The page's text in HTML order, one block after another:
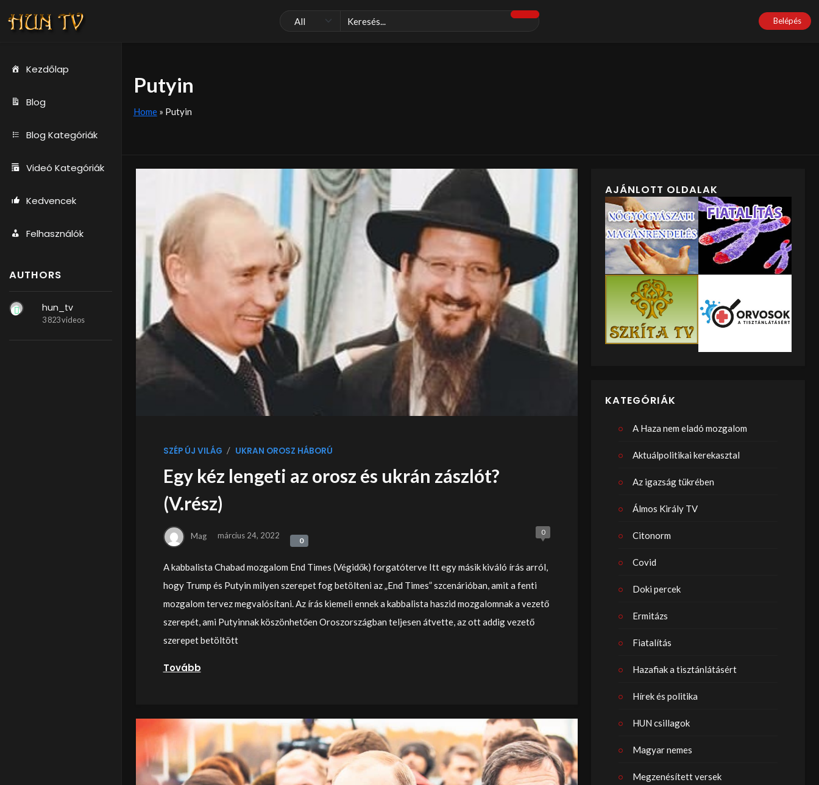
Belépés
Kezdőlap
Blog
Blog Kategóriák
Videó Kategóriák
Kedvencek
Felhasználók
AUTHORS
hun_tv
3 823 videos
Putyin
Home» Putyin
SZÉP ÚJ VILÁG / UKRAN OROSZ HÁBORÚ
Egy kéz lengeti az orosz és ukrán zászlót?
(V.rész)
Mag március 24, 2022
0
0
A kabbalista Chabad mozgalom End Times (Végidők) forgatóterve Itt egy másik kiváló írás arról,
hogy Trump és Putyin milyen szerepet fog betölteni az „End Times” szcenárióban, amit a fenti
mozgalom tervez megvalósítani. Az írás kiemeli ennek a kabbalista haszid mozgalomnak a vezető
szerepét, ami Putyinnak köszönhetően Oroszországban teljesen átvette, az ott addig vezető
szerepet betöltött
Tovább
AJÁNLOTT OLDALAK
KATEGÓRIÁK
A Haza nem eladó mozgalom
Aktuálpolitikai kerekasztal
Az igazság tükrében
Álmos Király TV
Citonorm
Covid
Doki percek
Ermitázs
Fiatalítás
Hazafiak a tisztánlátásért
Hírek és politika
HUN csillagok
Magyar nemes
Megzenésített versek